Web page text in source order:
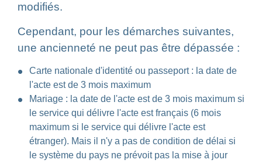
modifiés.
Cependant, pour les démarches suivantes,
une ancienneté ne peut pas être dépassée :
Carte nationale d'identité ou passeport : la date de
l'acte est de 3 mois maximum
Mariage : la date de l'acte est de 3 mois maximum si
le service qui délivre l'acte est français (6 mois
maximum si le service qui délivre l'acte est
étranger). Mais il n'y a pas de condition de délai si
le système du pays ne prévoit pas la mise à jour